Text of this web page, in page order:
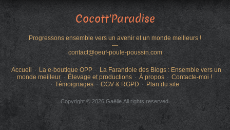
Cocott'Paradise
Progressons ensemble vers un avenir et un monde meilleurs !
---
contact@oeuf-poule-poussin.com
Accueil La e-boutique OPP
La Farandole des Blogs : Ensemble vers un
monde meilleur
Élevage et productions À propos
Contacte-moi !
Témoignages
CGV & RGPD Plan du site
Copyright © 2026 Gaëlle.All rights reserved.